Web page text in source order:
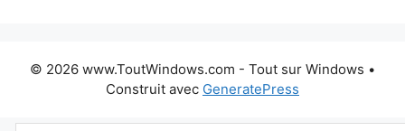
© 2026 www.ToutWindows.com - Tout sur Windows •
Construit avec GeneratePress